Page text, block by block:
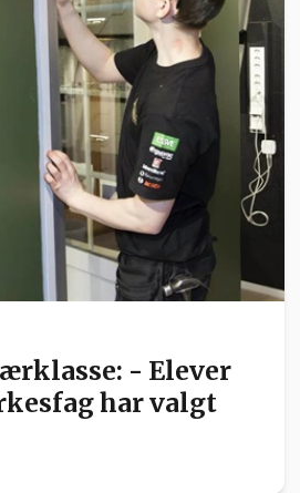
- Elever
har valgt